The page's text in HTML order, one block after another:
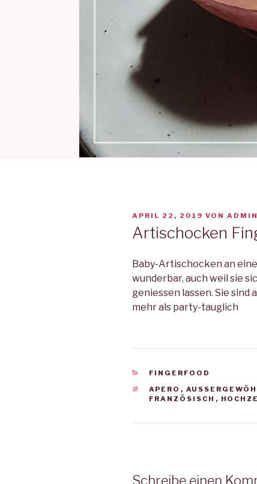
VERÖFFENTLICHT
APRIL 22, 2019 VON ADMIN
Artischocken
Baby-Artischocken an
wunderbar, auch weil sie
geniessen lassen. Sie sind
mehr als party-tauglich
KATEGORIEN
FINGERFOOD
SCHLAGWÖRTER
APERO ,
FRANZÖSISCH ,
Schreibe einen